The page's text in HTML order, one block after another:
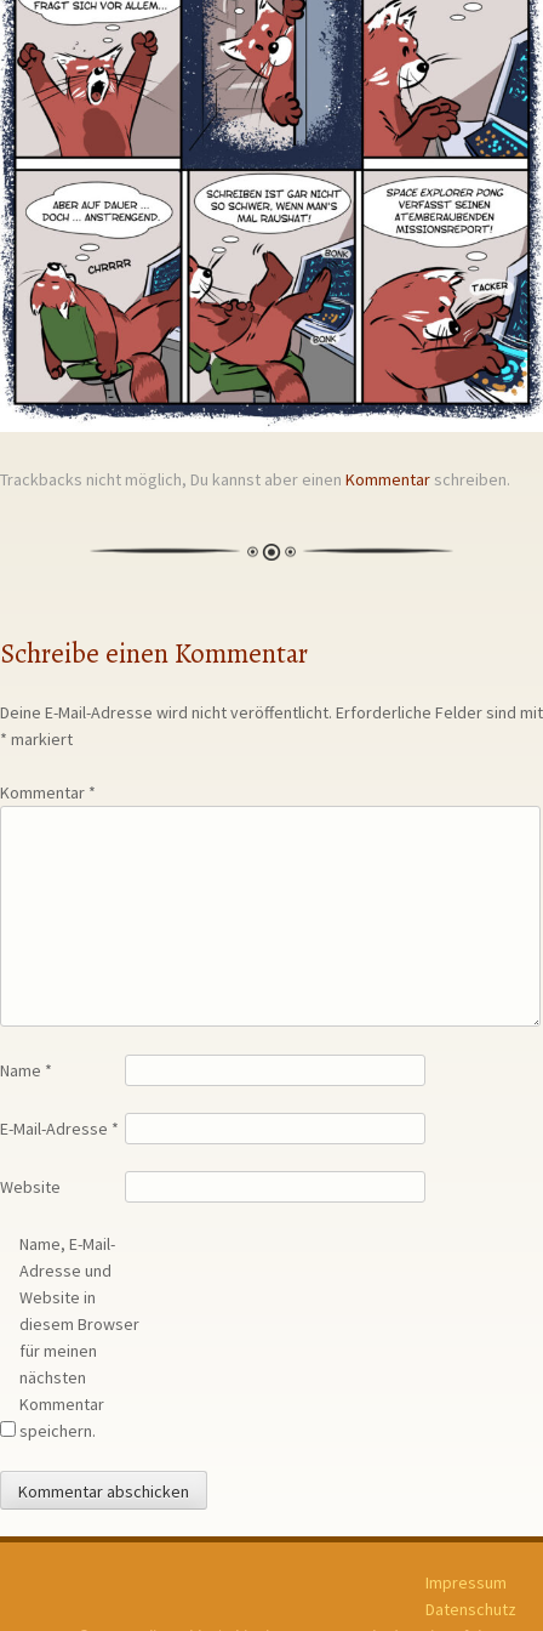
Trackbacks nicht möglich, Du kannst aber einen Kommentar schreiben.
Schreibe einen Kommentar
Deine E-Mail-Adresse wird nicht veröffentlicht. Erforderliche Felder sind mit
* markiert
Kommentar *
Name *
E-Mail-Adresse *
Website
Name, E-Mail-
Adresse und
Website in
diesem Browser
für meinen
nächsten
Kommentar
speichern.
Impressum
Datenschutz